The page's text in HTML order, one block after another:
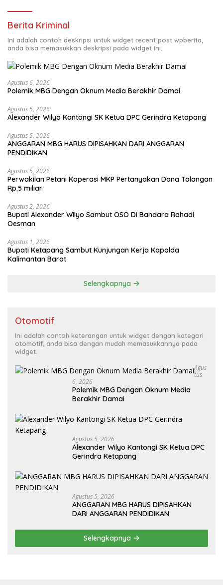
Berita Kriminal
Ini adalah contoh deskripsi untuk widget recent post wpberita,
anda bisa memasukkan deskripsi pada widget ini.
Agustus 6, 2026
Polemik MBG Dengan Oknum Media Berakhir Damai
Agustus 5, 2026
Alexander Wilyo Kantongi SK Ketua DPC Gerindra Ketapang
Agustus 5, 2026
ANGGARAN MBG HARUS DIPISAHKAN DARI ANGGARAN
PENDIDIKAN
Agustus 5, 2026
Perwakilan Petani Koperasi MKP Pertanyakan Dana Talangan
Rp.5 miliar
Agustus 2, 2026
Bupati Alexander Wilyo Sambut OSO Di Bandara Rahadi
Oesman
Agustus 1, 2026
Bupati Ketapang Sambut Kunjungan Kerja Kapolda
Kalimantan Barat
Selengkapnya
Otomotif
Ini adalah contoh keterangan untuk widget dengan kategori
otomotif, anda bisa dengan mudah memasukkannya pada
widget.
Agus
Tus
6, 2026
Polemik MBG Dengan Oknum Media
Berakhir Damai
Agustus 5, 2026
Alexander Wilyo Kantongi SK Ketua DPC
Gerindra Ketapang
Agustus 5, 2026
ANGGARAN MBG HARUS DIPISAHKAN
DARI ANGGARAN PENDIDIKAN
Selengkapnya